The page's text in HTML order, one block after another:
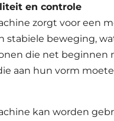
en controle
zorgt voor een
stabiele beweging,
die net beginnen
aan hun vorm
kan worden